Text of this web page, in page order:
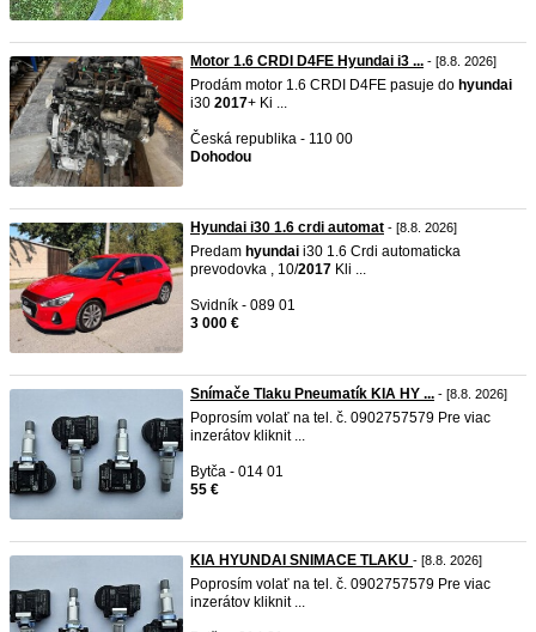
Motor 1.6 CRDI D4FE Hyundai i3 ... - [8.8. 2026]
Prodám motor 1.6 CRDI D4FE pasuje do hyundai
i30 2017+ Ki ...
Česká republika - 110 00
Dohodou
Hyundai i30 1.6 crdi automat - [8.8. 2026]
Predam hyundai i30 1.6 Crdi automaticka
prevodovka , 10/2017 Kli ...
Svidník - 089 01
3 000 €
Snímače Tlaku Pneumatík KIA HY ... - [8.8. 2026]
Poprosím volať na tel. č. 0902757579 Pre viac
inzerátov kliknit ...
Bytča - 014 01
55 €
KIA HYUNDAI SNIMACE TLAKU - [8.8. 2026]
Poprosím volať na tel. č. 0902757579 Pre viac
inzerátov kliknit ...